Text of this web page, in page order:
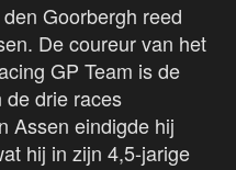
Goorbergh reed
De coureur van het
GP Team is de
de drie races
Assen eindigde hij
hij in zijn 4,5-jarige